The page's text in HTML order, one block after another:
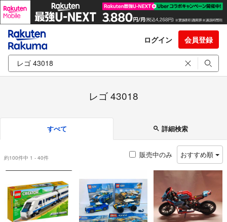
ログイン 会員登録
レゴ 43018
すべて 詳細検索
約100件中 1 - 40件 販売中のみ おすすめ順